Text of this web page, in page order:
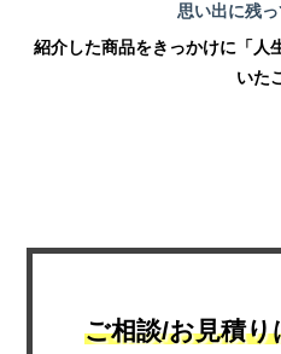
思い出に残
紹介した商品をきっかけに「人
いた
ご相談/お見積